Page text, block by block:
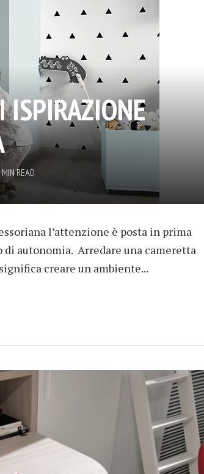
ISPIRAZIONE
READ
l’attenzione è posta in prima
di autonomia. Arredare una cameretta
creare un ambiente...